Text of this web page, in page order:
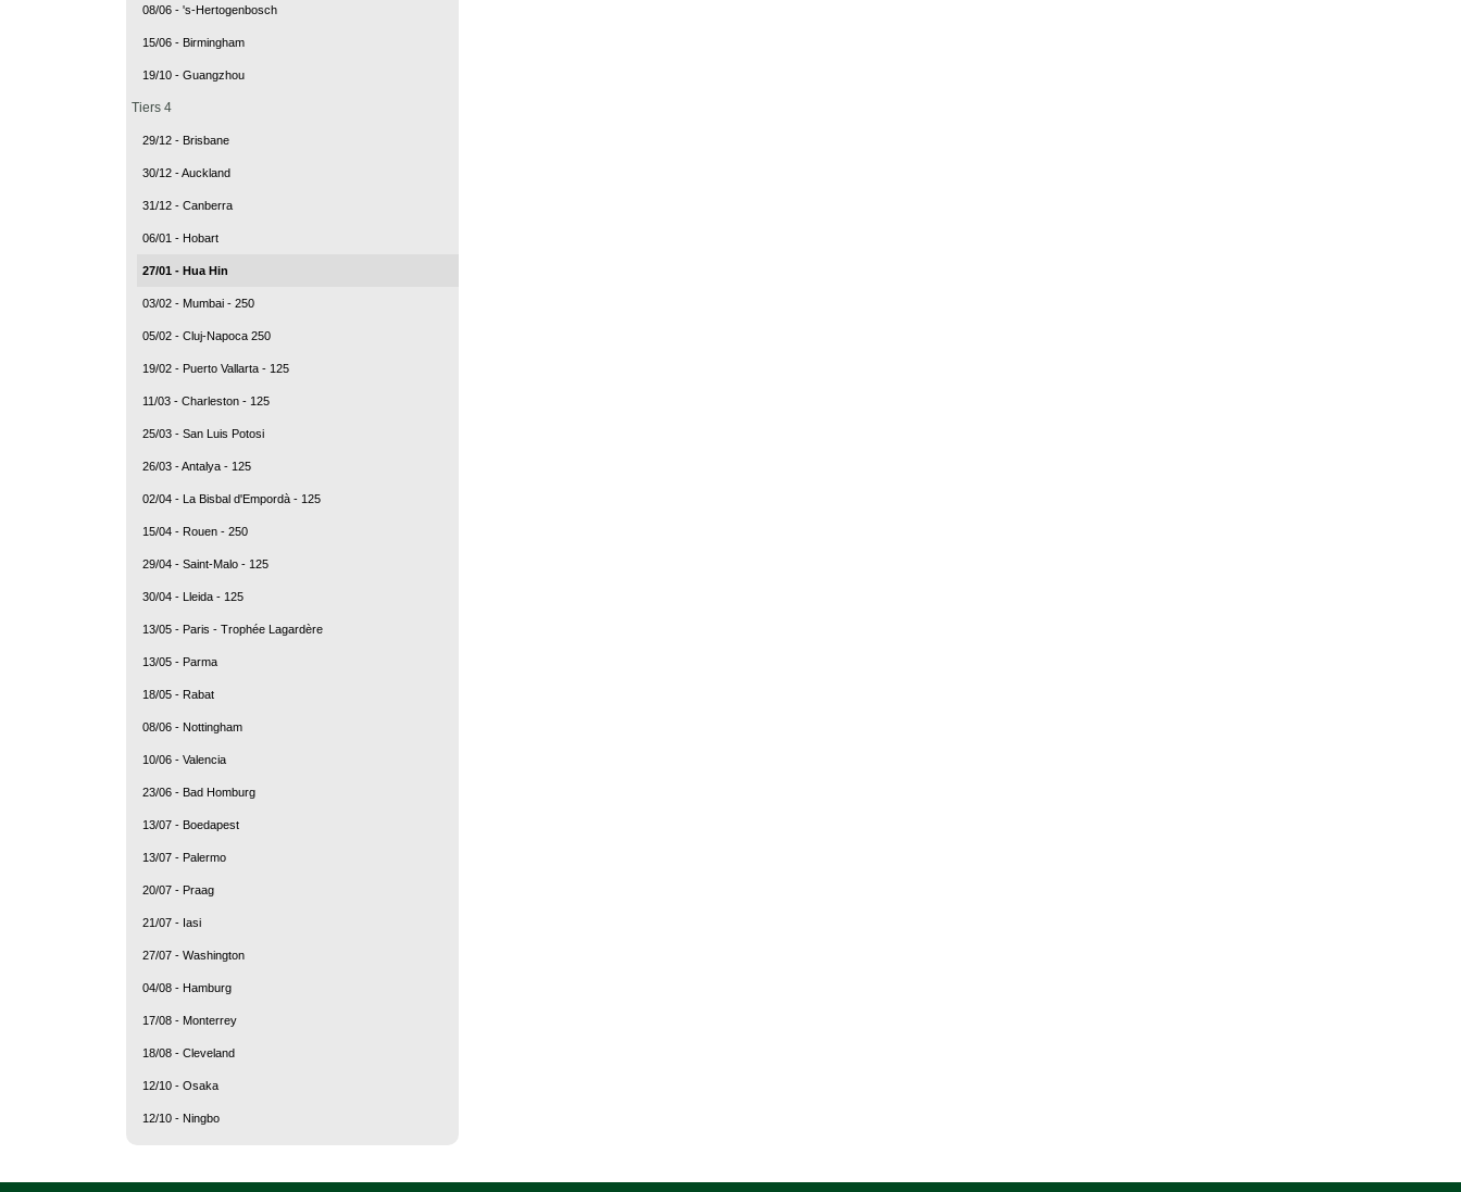
08/06 - 's-Hertogenbosch
15/06 - Birmingham
19/10 - Guangzhou
Tiers 4
29/12 - Brisbane
30/12 - Auckland
31/12 - Canberra
06/01 - Hobart
27/01 - Hua Hin
03/02 - Mumbai - 250
05/02 - Cluj-Napoca 250
19/02 - Puerto Vallarta - 125
11/03 - Charleston - 125
25/03 - San Luis Potosi
26/03 - Antalya - 125
02/04 - La Bisbal d'Empordà - 125
15/04 - Rouen - 250
29/04 - Saint-Malo - 125
30/04 - Lleida - 125
13/05 - Paris - Trophée Lagardère
13/05 - Parma
18/05 - Rabat
08/06 - Nottingham
10/06 - Valencia
23/06 - Bad Homburg
13/07 - Boedapest
13/07 - Palermo
20/07 - Praag
21/07 - Iasi
27/07 - Washington
04/08 - Hamburg
17/08 - Monterrey
18/08 - Cleveland
12/10 - Osaka
12/10 - Ningbo